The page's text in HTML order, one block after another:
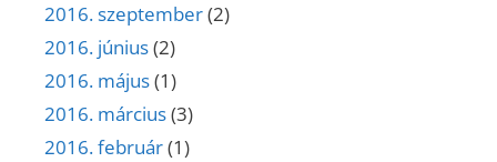
2016. szeptember(2)
2016. június(2)
2016. május(1)
2016. március(3)
2016. február(1)